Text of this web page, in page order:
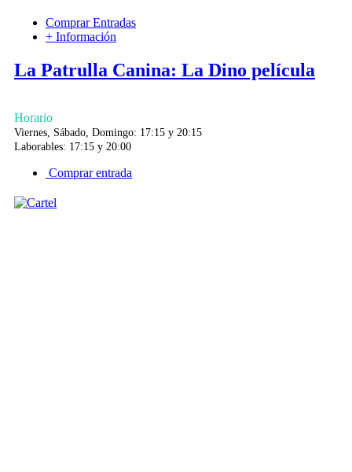
Comprar Entradas
+ Información
La Patrulla Canina: La Dino película
Horario
Viernes, Sábado, Domingo: 17:15 y 20:15
Laborables: 17:15 y 20:00
Comprar entrada